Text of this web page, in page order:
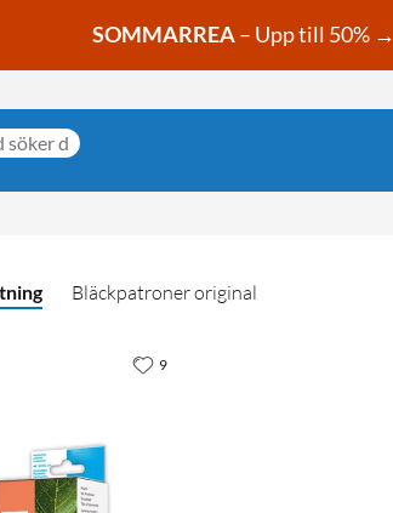
SOMMARREA– Upp till 50% →
Bläckpatroner original
9